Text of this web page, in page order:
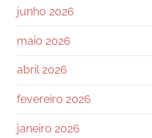
junho 2026
maio 2026
abril 2026
fevereiro 2026
janeiro 2026